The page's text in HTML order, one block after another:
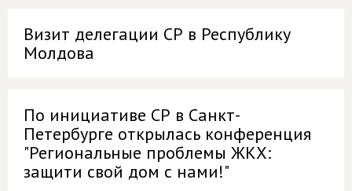
Визит делегации СР в Республику
Молдова
По инициативе СР в Санкт-
Петербурге открылась конференция
"Региональные проблемы ЖКХ:
защити свой дом с нами!"